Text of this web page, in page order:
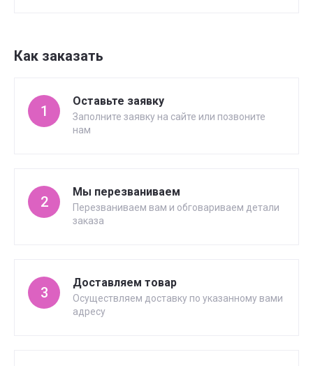
Как заказать
1
Оставьте заявку
Заполните заявку на сайте или позвоните
нам
2
Мы перезваниваем
Перезваниваем вам и обговариваем детали
заказа
3
Доставляем товар
Осуществляем доставку по указанному вами
адресу